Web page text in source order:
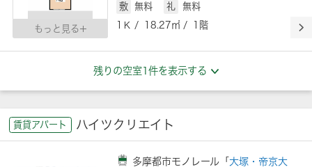
もっと見る
敷 無料 礼
無料
1Ｋ / 18.27㎡ / 1階
残りの空室1件を表示する
賃貸アパート ハイツクリエイト
多摩都市モノレール「 大塚・帝京大